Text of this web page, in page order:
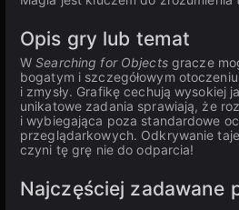
Opis gry lub temat
WSearching for Objectsgracze
bogatym i szczegółowym
i zmysły. Grafikę cechują wysokiej
unikatowe zadania sprawiają, że
i wybiegająca poza standardowe
przeglądarkowych. Odkrywanie
czyni tę grę nie do odparcia!
Najczęściej zadawane